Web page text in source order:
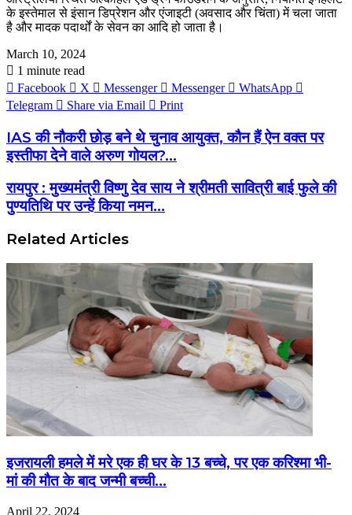
के इस्तेमाल से इंसान डिप्रेशन और एंजाइटी (अवसाद और चिंता) में चला जाता
है और मादक पदार्थों के सेवन का आदि हो जाता है।
March 10, 2024
1 minute read
Facebook
X Messenger Messenger
WhatsApp
Telegram
Share via Email Print
IAS की नौकरी छोड़ बने थे चुनाव आयुक्त, कौन हैं ऐन वक्त पर
इस्तीफा देने वाले अरुण गोयल?...
रायपुर : मुख्यमंत्री विष्णु देव साय ने श्रीमती सावित्री बाई फुले की
पुण्यतिथि पर उन्हें किया नमन...
Related Articles
इजरायली हमले में मरे एक ही घर के 13 बच्चे, पर एक करिश्मा भी-
मां की मौत के बाद जन्मी बच्ची…
April 22, 2024